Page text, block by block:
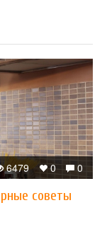
0
0
6479
советы